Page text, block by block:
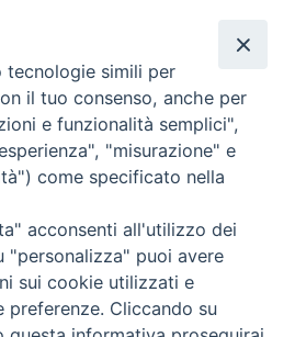
e Fax: 0565 32036
simili per
il tuo consenso, anche per
e funzionalità semplici",
"misurazione" e
come specificato nella
acconsenti all'utilizzo dei
"personalizza" puoi avere
sui cookie utilizzati e
preferenze. Cliccando su